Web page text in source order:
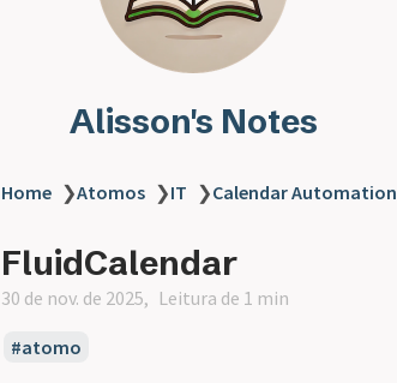
Alisson's Notes
Home ❯Atomos ❯IT ❯Calendar Automation
FluidCalendar
30 de nov. de 2025 Leitura de 1 min
atomo